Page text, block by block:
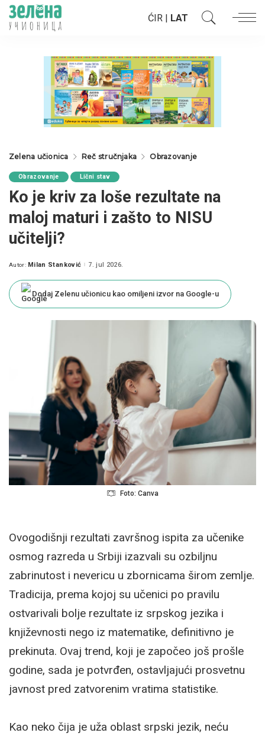
ĆIR | LAT
Zelena učionica Reč stručnjaka Obrazovanje
Obrazovanje Lični stav
Ko je kriv za loše rezultate na
maloj maturi i zašto to NISU
učitelji?
Posted
Autor: Milan Stanković 7. jul 2026.
Dodaj Zelenu učionicu kao omiljeni izvor na Google-u
Foto: Canva
Ovogodišnji rezultati završnog ispita za učenike
osmog razreda u Srbiji izazvali su ozbiljnu
zabrinutost i nevericu u zbornicama širom zemlje.
Tradicija, prema kojoj su učenici po pravilu
ostvarivali bolje rezultate iz srpskog jezika i
književnosti nego iz matematike, definitivno je
prekinuta. Ovaj trend, koji je započeo još prošle
godine, sada je potvrđen, ostavljajući prosvetnu
javnost pred zatvorenim vratima statistike.
Kao neko čija je uža oblast srpski jezik, neću